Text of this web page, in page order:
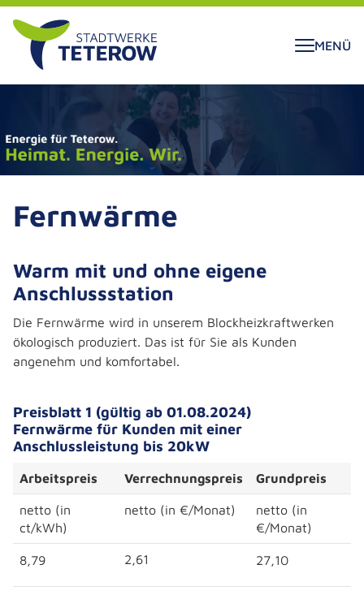
SPRINGEN
MENÜ
Fernwärme
Warm mit und ohne eigene
Anschlussstation
Die Fernwärme wird in unserem Blockheizkraftwerken
ökologisch produziert. Das ist für Sie als Kunden
angenehm und komfortabel.
Preisblatt 1 (gültig ab 01.08.2024)
Fernwärme für Kunden mit einer
Anschlussleistung bis 20kW
Arbeitspreis Verrechnungspreis Grundpreis
netto (in
ct/kWh)
netto (in €/Monat)
netto (in
€/Monat)
8,79 2,61 27,10